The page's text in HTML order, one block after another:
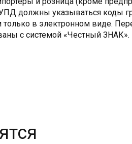
должны указываться коды
в электронном виде.
с системой «Честный ЗНАК».